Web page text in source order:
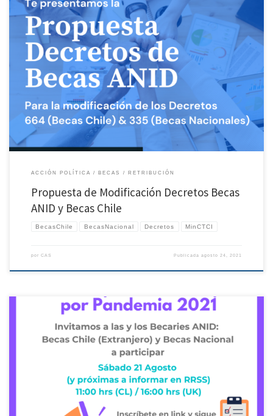
Les presentamos la propuesta de modificaciones de los decretos que regulan las becas
de estudios de postgrado nacionales (D 335) e Internacionales (D664). Estas
propuestas fueron redactadas por 9 organizaciones de investigadoras/es: la
Asociación Nacional de Investigadores en Postgrado (ANIP), el Consejo de Estudiantes
Investigadores de Postgrado (CEIP), la Asociación […]
ACCIÓN POLÍTICA BECAS RETRIBUCIÓN
Propuesta de Modificación Decretos Becas
ANID y Becas Chile
BecasChile BecasNacional Decretos MinCTCI
por CAS Publicadaagosto 24, 2021
Esperando se encuentren todas y todos bien, les queremos invitar a la Segunda
asamblea de becari@s afectad@s por pandemia. Hacemos llamado a Becaries Chile
(Extranjero) y Becas Nacional ANID que se han visto afectades por la Pandemia a
asistir a esta segunda asamblea y unirse al trabajo mancomunado del grupo […]